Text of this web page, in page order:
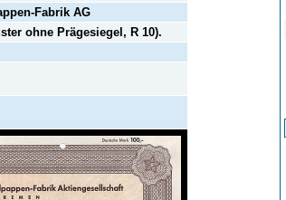
Fabrik AG
ohne Prägesiegel, R 10).